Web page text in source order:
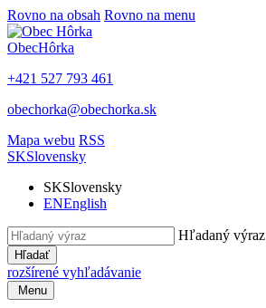
Rovno na obsah Rovno na menu
ObecHôrka
+421 527 793 461
obechorka@obechorka.sk
Mapa webu RSS
SKSlovensky
SKSlovensky
ENEnglish
Hľadaný výraz
Hľadať
rozšírené vyhľadávanie
Menu